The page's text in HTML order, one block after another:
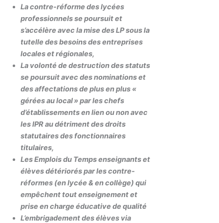
La contre-réforme des lycées
professionnels se poursuit et
s’accélère avec la mise des LP sous la
tutelle des besoins des entreprises
locales et régionales,
La volonté de destruction des statuts
se poursuit avec des nominations et
des affectations de plus en plus «
gérées au local » par les chefs
d’établissements en lien ou non avec
les IPR au détriment des droits
statutaires des fonctionnaires
titulaires,
Les Emplois du Temps enseignants et
élèves détériorés par les contre-
réformes (en lycée & en collège) qui
empêchent tout enseignement et
prise en charge éducative de qualité
L’embrigadement des élèves via